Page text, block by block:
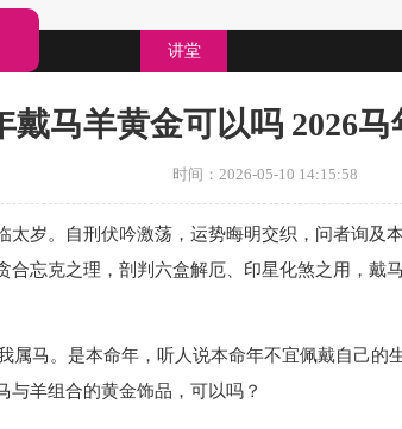
讲堂
戴马羊黄金可以吗 2026
时间：2026-05-10 14:15:58
太岁。自刑伏吟激荡，运势晦明交织，问者询及
合忘克之理，剖判六盒解厄、印星化煞之用，戴
属马。是本命年，听人说本命年不宜佩戴自己的
与羊组合的黄金饰品，可以吗？